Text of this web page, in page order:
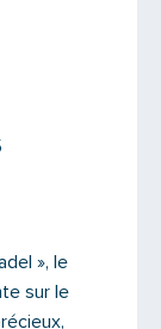
», le
sur le